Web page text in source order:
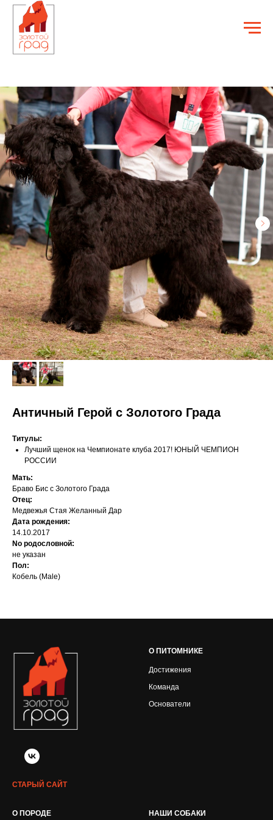
Античный Герой с Золотого Града
Титулы:
Лучший щенок на Чемпионате клуба 2017! ЮНЫЙ ЧЕМПИОН
РОССИИ
Мать:
Браво Бис с Золотого Града
Отец:
Медвежья Стая Желанный Дар
Дата рождения:
14.10.2017
No родословной:
не указан
Пол:
Кобель (Male)
СТАРЫЙ САЙТ
О ПИТОМНИКЕ
Достижения
Команда
Основатели
О ПОРОДЕ НАШИ СОБАКИ